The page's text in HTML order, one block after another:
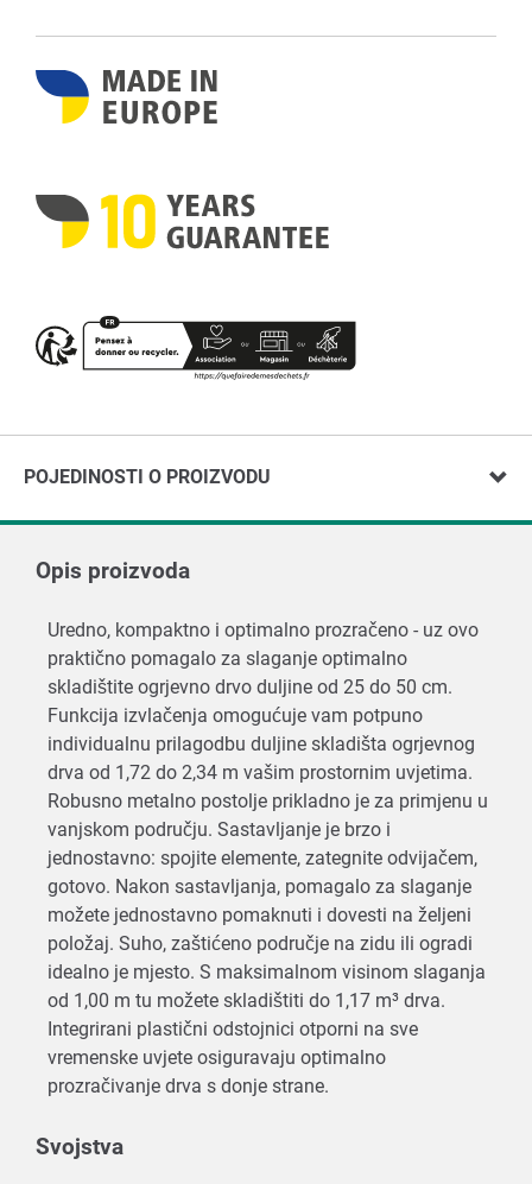
POJEDINOSTI O PROIZVODU
Opis proizvoda
Uredno, kompaktno i optimalno prozračeno - uz ovo
praktično pomagalo za slaganje optimalno
skladištite ogrjevno drvo duljine od 25 do 50 cm.
Funkcija izvlačenja omogućuje vam potpuno
individualnu prilagodbu duljine skladišta ogrjevnog
drva od 1,72 do 2,34 m vašim prostornim uvjetima.
Robusno metalno postolje prikladno je za primjenu u
vanjskom području. Sastavljanje je brzo i
jednostavno: spojite elemente, zategnite odvijačem,
gotovo. Nakon sastavljanja, pomagalo za slaganje
možete jednostavno pomaknuti i dovesti na željeni
položaj. Suho, zaštićeno područje na zidu ili ogradi
idealno je mjesto. S maksimalnom visinom slaganja
od 1,00 m tu možete skladištiti do 1,17 m³ drva.
Integrirani plastični odstojnici otporni na sve
vremenske uvjete osiguravaju optimalno
prozračivanje drva s donje strane.
Svojstva